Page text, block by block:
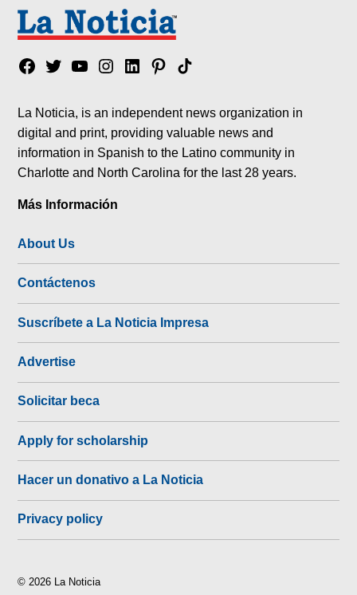
Facebook
TwitterYouTubeInstagram
LinkedinPinterest
Tik
La Noticia, is an independent news organization in
digital and print, providing valuable news and
information in Spanish to the Latino community in
Charlotte and North Carolina for the last 28 years.
Más Información
About Us
Contáctenos
Suscríbete a La Noticia Impresa
Advertise
Solicitar beca
Apply for scholarship
Hacer un donativo a La Noticia
Privacy policy
© 2026 La Noticia